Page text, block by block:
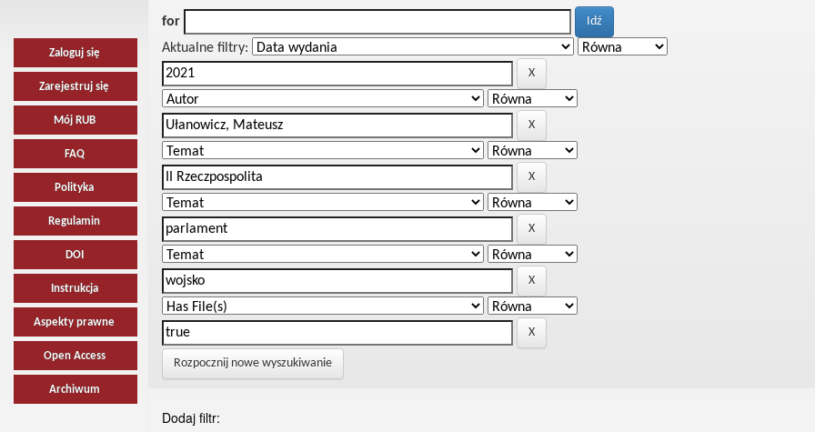
Zaloguj się
Zarejestruj się
Mój RUB
FAQ
Polityka
Regulamin
DOI
Instrukcja
Aspekty prawne
Open Access
Archiwum
for
Aktualne filtry:
Rozpocznij nowe wyszukiwanie
Dodaj filtr: